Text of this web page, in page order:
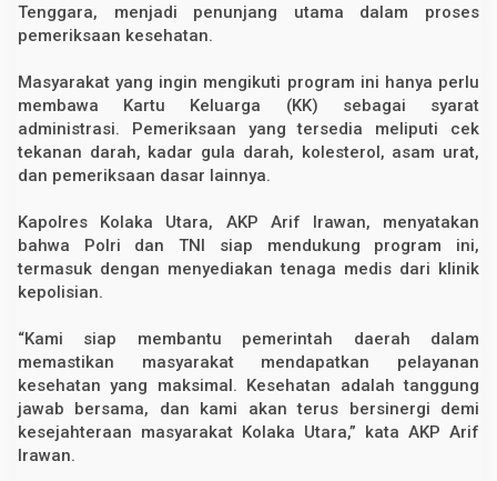
Tenggara, menjadi penunjang utama dalam proses
pemeriksaan kesehatan.
Masyarakat yang ingin mengikuti program ini hanya perlu
membawa Kartu Keluarga (KK) sebagai syarat
administrasi. Pemeriksaan yang tersedia meliputi cek
tekanan darah, kadar gula darah, kolesterol, asam urat,
dan pemeriksaan dasar lainnya.
Kapolres Kolaka Utara, AKP Arif Irawan, menyatakan
bahwa Polri dan TNI siap mendukung program ini,
termasuk dengan menyediakan tenaga medis dari klinik
kepolisian.
“Kami siap membantu pemerintah daerah dalam
memastikan masyarakat mendapatkan pelayanan
kesehatan yang maksimal. Kesehatan adalah tanggung
jawab bersama, dan kami akan terus bersinergi demi
kesejahteraan masyarakat Kolaka Utara,” kata AKP Arif
Irawan.